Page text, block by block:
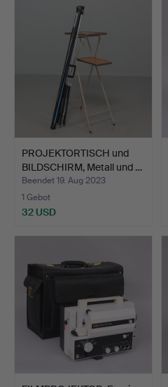
PROJEKTORTISCH und
BILDSCHIRM, Metall und …
Beendet 19. Aug 2023
1 Gebot
32 USD